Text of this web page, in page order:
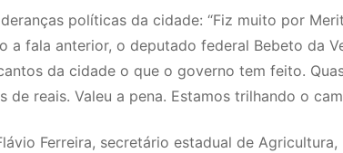
políticas da cidade: “Fiz muito por
a fala anterior, o deputado federal Bebeto da
da cidade o que o governo tem feito.
reais. Valeu a pena. Estamos trilhando o
Ferreira, secretário estadual de